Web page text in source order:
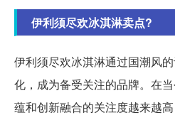
伊利须尽欢冰淇淋卖点?
伊利须尽欢冰淇淋通过国潮风
化，成为备受关注的品牌。在
蕴和创新融合的关注度越来越